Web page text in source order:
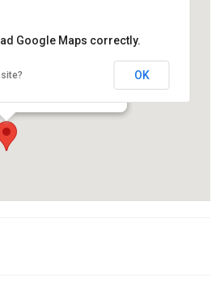
Google Maps correctly.
OK